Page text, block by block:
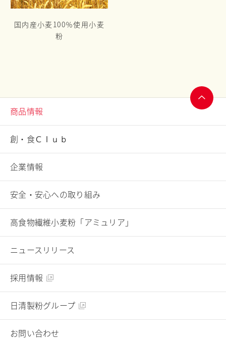
国内産小麦100％使用小麦
粉
トップ
商品情報
創・食Ｃｌｕｂ
企業情報
安全・安心への取り組み
高食物繊維小麦粉「アミュリア」
ニュースリリース
採用情報
日清製粉グループ
お問い合わせ